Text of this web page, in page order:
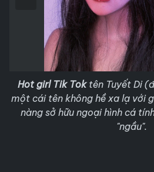
Hot girl Tik Toktên Tuyết Di
một cái tên không hề xa lạ với
nàng sở hữu ngoại hình cá
"ngầu".